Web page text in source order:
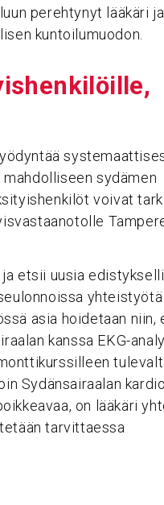
perehtynyt lääkäri ja
kuntoilumuodon.
sydämen
voivat
etsii uusia
yhteistyötä
asia hoidetaan niin,
kanssa EKG-
Sydänsairaalan
on lääkäri
tarvittaessa